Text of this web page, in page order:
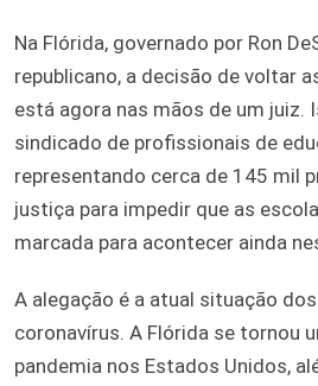
Na Flórida, governado por Ron
republicano, a decisão de voltar
está agora nas mãos de um juiz.
sindicado de profissionais de
representando cerca de 145 mil
justiça para impedir que as
marcada para acontecer ainda
A alegação é a atual situação
coronavírus. A Flórida se tornou
pandemia nos Estados Unidos,